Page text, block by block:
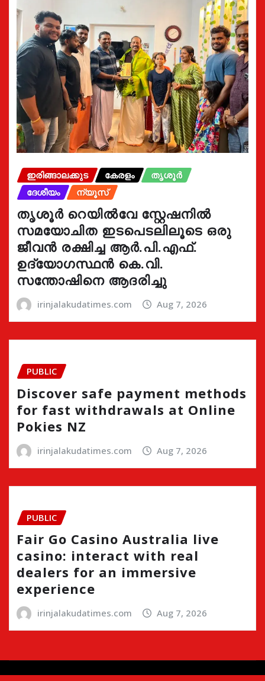
ഇരിങ്ങാലക്കുട കേരളം
തൃശൂർ
ദേശീയം
ന്യൂസ്
തൃശൂർ റെയിൽവേ സ്റ്റേഷനിൽ
സമയോചിത ഇടപെടലിലൂടെ ഒരു
ജീവൻ രക്ഷിച്ച ആർ.പി.എഫ്.
ഉദ്യോഗസ്ഥൻ കെ.വി.
സന്തോഷിനെ ആദരിച്ചു
irinjalakudatimes.com Aug 7, 2026
PUBLIC
Discover safe payment methods
for fast withdrawals at Online
Pokies NZ
irinjalakudatimes.com Aug 7, 2026
PUBLIC
Fair Go Casino Australia live
casino: interact with real
dealers for an immersive
experience
irinjalakudatimes.com Aug 7, 2026